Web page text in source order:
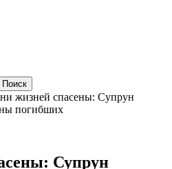
жизней спасены: Супрун
погибших
Супрун